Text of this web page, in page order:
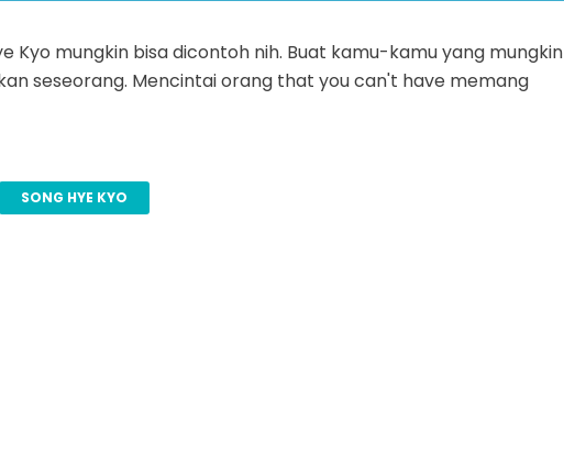
Kyo mungkin bisa dicontoh nih. Buat kamu-kamu yang mungkin
seseorang. Mencintai orang that you can't have memang
SONG HYE KYO